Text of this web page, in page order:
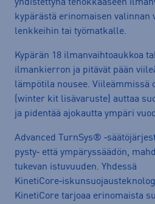
yhdistettynä tehokkaaseen
kypärästä erinomaisen valinnan
lenkkeihin tai työmatkalle.
Kypärän 18 ilmanvaihtoaukkoa
ilmankierron ja pitävät pään
lämpötila nousee. Viileämmissä
(winter kit lisävaruste) auttaa
ja pidentää ajokautta ympäri
Advanced TurnSys®
pysty‑ että ympäryssäädön,
tukevan istuvuuden. Yhdessä
KinetiCore tarjoaa erinomaista